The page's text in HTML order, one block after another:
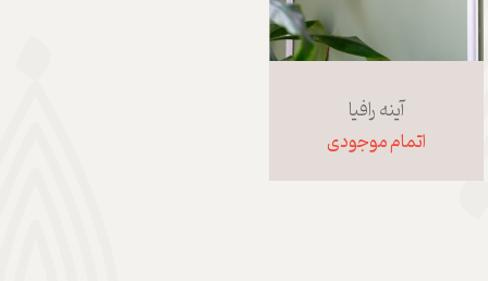
آینه رافیا
اتمام موجودی